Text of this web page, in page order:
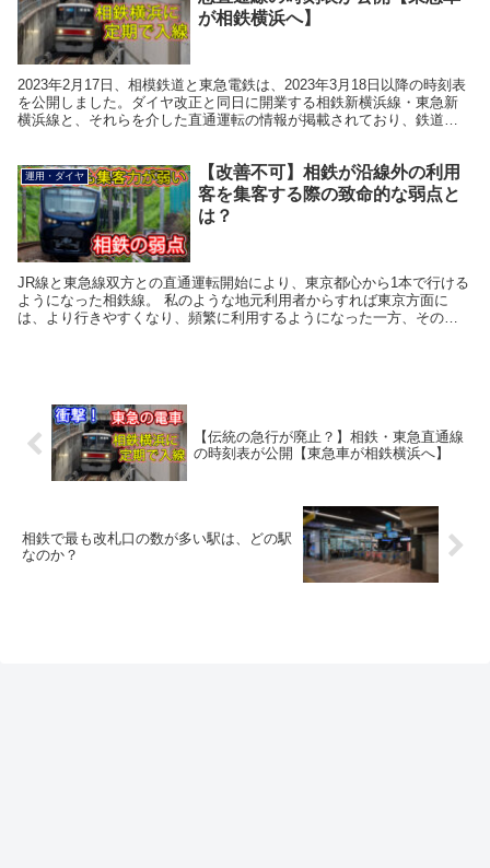
が相鉄横浜へ】
2023年2月17日、相模鉄道と東急電鉄は、2023年3月18日以降の時刻表
を公開しました。ダイヤ改正と同日に開業する相鉄新横浜線・東急新
横浜線と、それらを介した直通運転の情報が掲載されており、鉄道フ
運用・ダイヤ
【改善不可】相鉄が沿線外の利用
客を集客する際の致命的な弱点と
は？
JR線と東急線双方との直通運転開始により、東京都心から1本で行ける
ようになった相鉄線。 私のような地元利用者からすれば東京方面に
は、より行きやすくなり、頻繁に利用するようになった一方、その逆
【伝統の急行が廃止？】相鉄・東急直通線
の時刻表が公開【東急車が相鉄横浜へ】
相鉄で最も改札口の数が多い駅は、どの駅
なのか？